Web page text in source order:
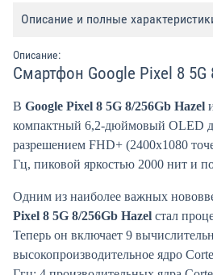
Описание и полные
Описание:
Смартфон Google Pixel 8 5G
В Google Pixel 8 5G 8/256Gb Hazel
компактный 6,2-дюймовый OLED
разрешением FHD+ (2400х1080
Гц, пиковой яркостью 2000 нит и
Одним из наиболее важных
Pixel 8 5G 8/256Gb Hazel стал
Теперь он включает 9
высокопроизводительное ядро